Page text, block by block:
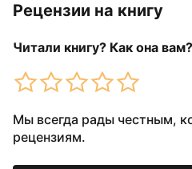
Рецензии на книгу
Читали книгу? Как она вам?
Мы всегда рады честным,
рецензиям.